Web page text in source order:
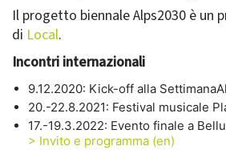
Il progetto biennale Alps2030 è
di Local.
Incontri internazionali
9.12.2020: Kick-off alla
20.-22.8.2021: Festival musicale
17.-19.3.2022: Evento finale a
> Invito e programma (en)